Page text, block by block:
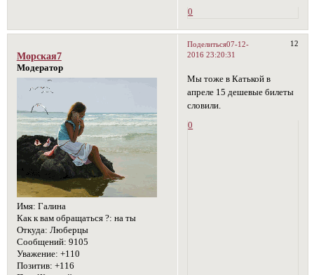
0
Поделиться 12
07-12-
2016 23:20:31
Морская7
Модератор
Имя: Галина
Как к вам обращаться ?: на ты
Откуда: Люберцы
Сообщений: 9105
Уважение: +110
Позитив: +116
Мы тоже в Катькой в
апреле 15 дешевые билеты
словили.
0